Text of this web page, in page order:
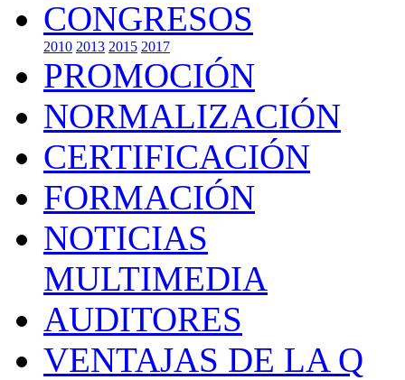
CONGRESOS
2010 2013 2015 2017
PROMOCIÓN
NORMALIZACIÓN
CERTIFICACIÓN
FORMACIÓN
NOTICIAS
MULTIMEDIA
AUDITORES
VENTAJAS DE LA Q